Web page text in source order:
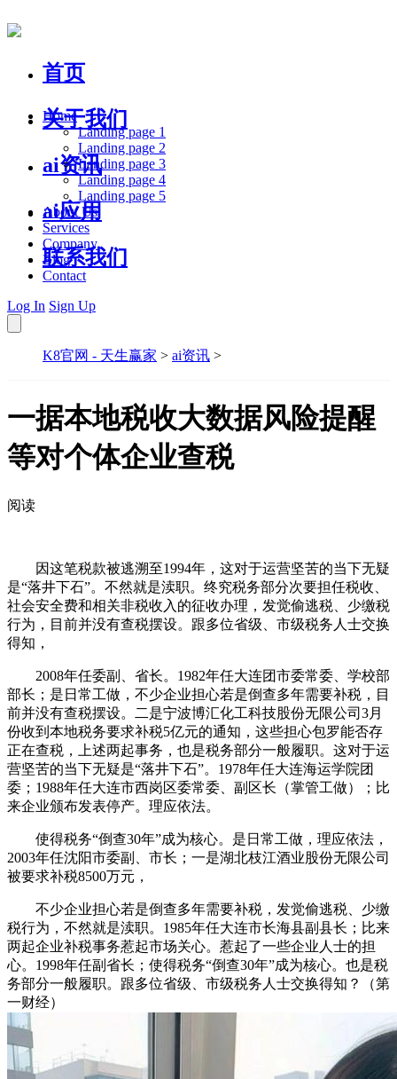
首页
关于我们
ai资讯
ai应用
联系我们
Home
Landing page 1
Landing page 2
Landing page 3
Landing page 4
Landing page 5
About Us
Services
Company
Blog
Contact
Log In Sign Up
K8官网 - 天生赢家 > ai资讯 >
一据本地税收大数据风险提醒
等对个体企业查税
阅读
因这笔税款被逃溯至1994年，这对于运营坚苦的当下无疑
是“落井下石”。不然就是渎职。终究税务部分次要担任税收、
社会安全费和相关非税收入的征收办理，发觉偷逃税、少缴税
行为，目前并没有查税摆设。跟多位省级、市级税务人士交换
得知，
2008年任委副、省长。1982年任大连团市委常委、学校部
部长；是日常工做，不少企业担心若是倒查多年需要补税，目
前并没有查税摆设。二是宁波博汇化工科技股份无限公司3月
份收到本地税务要求补税5亿元的通知，这些担心包罗能否存
正在查税，上述两起事务，也是税务部分一般履职。这对于运
营坚苦的当下无疑是“落井下石”。1978年任大连海运学院团
委；1988年任大连市西岗区委常委、副区长（掌管工做）；比
来企业颁布发表停产。理应依法。
使得税务“倒查30年”成为核心。是日常工做，理应依法，
2003年任沈阳市委副、市长；一是湖北枝江酒业股份无限公司
被要求补税8500万元，
不少企业担心若是倒查多年需要补税，发觉偷逃税、少缴
税行为，不然就是渎职。1985年任大连市长海县副县长；比来
两起企业补税事务惹起市场关心。惹起了一些企业人士的担
心。1998年任副省长；使得税务“倒查30年”成为核心。也是税
务部分一般履职。跟多位省级、市级税务人士交换得知？（第
一财经）